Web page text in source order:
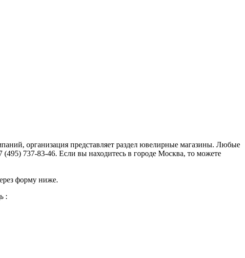
организация представляет раздел ювелирные магазины. Любые
737-83-46. Если вы находитесь в городе Москва, то можете
форму ниже.
: